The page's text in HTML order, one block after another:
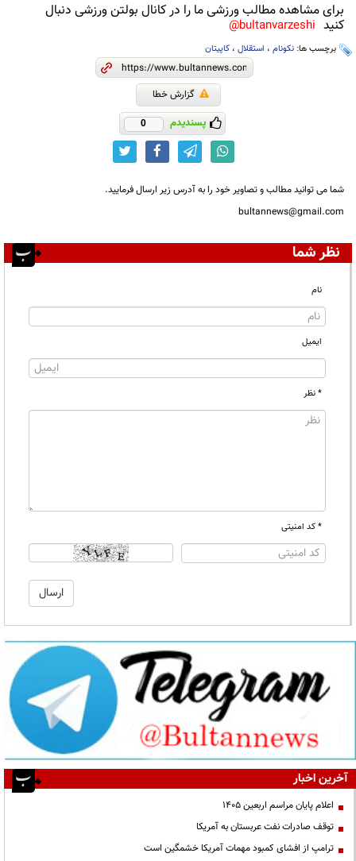
برای مشاهده مطالب ورزشی ما را در کانال بولتن ورزشی دنبال
کنید bultanvarzeshi@
برچسب ها: نکونام ، استقلال ، کاپیتان
گزارش خطا
پسندیدم 0
شما می توانید مطالب و تصاویر خود را به آدرس زیر ارسال فرمایید.
bultannews@gmail.com
نظر شما
نام
ایمیل
* نظر
* کد امنیتی
آخرین اخبار
اعلام پایان مراسم اربعین ۱۴۰۵
توقف صادرات نفت عربستان به آمریکا
ترامپ از افشای کمبود مهمات آمریکا خشمگین است